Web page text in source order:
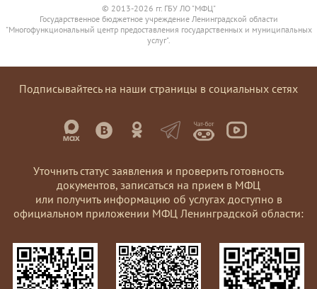
© 2013-2026 гг. ГБУ ЛО "МФЦ"
Государственное бюджетное учреждение Ленинградской области
"Многофункциональный центр предоставления государственных и муниципальных
услуг".
Подписывайтесь на наши страницы в социальных сетях
Уточнить статус заявления и проверить готовность
документов, записаться на прием в МФЦ
или получить информацию об услугах доступно в
официальном приложении МФЦ Ленинградской области: